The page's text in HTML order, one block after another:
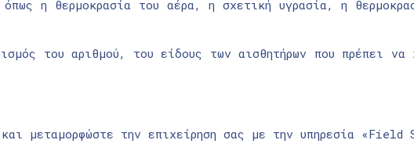
η θερμοκρασία του αέρα, η σχετική υγρασία, η
του αριθμού, του είδους των αισθητήρων που πρέπει να
και μεταμορφώστε την επιχείρηση σας με την υπηρεσία